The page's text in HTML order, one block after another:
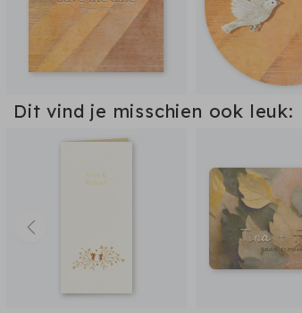
Dit vind je misschien ook leuk: